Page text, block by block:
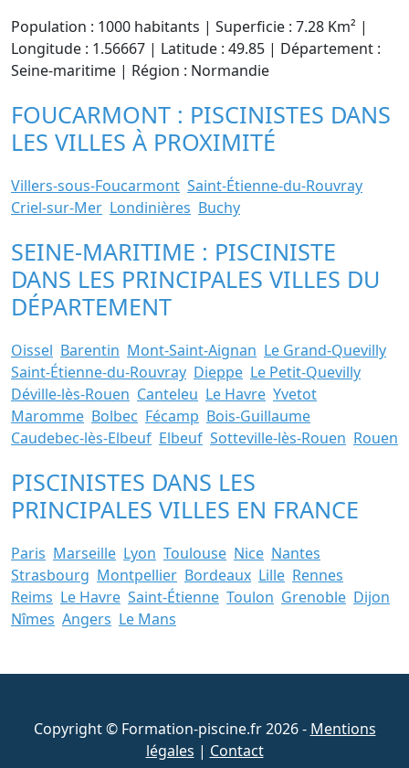
Population : 1000 habitants | Superficie : 7.28 Km² |
Longitude : 1.56667 | Latitude : 49.85 | Département :
Seine-maritime | Région : Normandie
FOUCARMONT : PISCINISTES DANS
LES VILLES À PROXIMITÉ
Villers-sous-Foucarmont Saint-Étienne-du-Rouvray
Criel-sur-Mer Londinières Buchy
SEINE-MARITIME : PISCINISTE
DANS LES PRINCIPALES VILLES DU
DÉPARTEMENT
Oissel Barentin Mont-Saint-Aignan Le Grand-Quevilly
Saint-Étienne-du-Rouvray Dieppe Le Petit-Quevilly
Déville-lès-Rouen Canteleu Le Havre Yvetot
Maromme Bolbec Fécamp Bois-Guillaume
Caudebec-lès-Elbeuf Elbeuf Sotteville-lès-Rouen Rouen
PISCINISTES DANS LES
PRINCIPALES VILLES EN FRANCE
Paris Marseille Lyon Toulouse Nice Nantes
Strasbourg Montpellier Bordeaux Lille Rennes
Reims Le Havre Saint-Étienne Toulon Grenoble Dijon
Nîmes Angers Le Mans
Copyright © Formation-piscine.fr 2026 - Mentions
légales | Contact